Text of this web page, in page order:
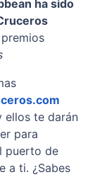
ha sido
ellos te darán
para
puerto de
a ti. ¿Sabes